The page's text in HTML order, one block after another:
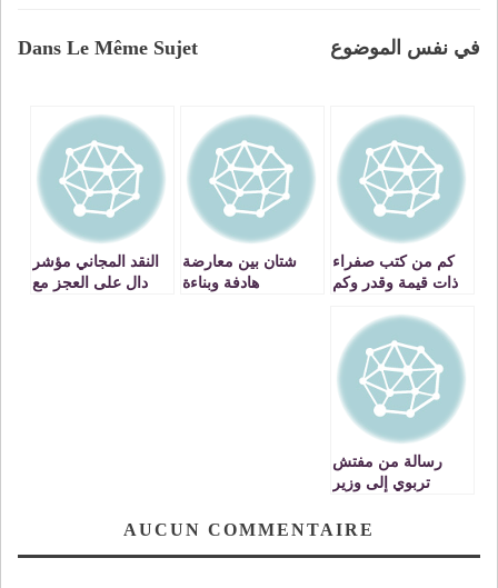
Dans Le Même Sujet في نفس الموضوع
كم من كتب صفراء
ذات قيمة وقدر وكم
محض هراء وهذر
شتان بين معارضة
هادفة وبناءة
النقد المجاني مؤشر
دال على العجز مع
رسالة من مفتش
تربوي إلى وزير
شأن أكاديمية الجهةAUCUN COMMENTAIRE